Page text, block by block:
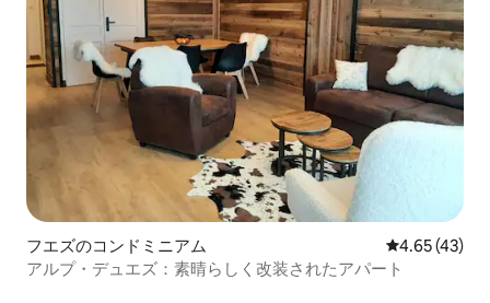
フエズのコンドミニアム レビュー43
4.65 (43)
アルプ・デュエズ：素晴らしく改装されたアパート